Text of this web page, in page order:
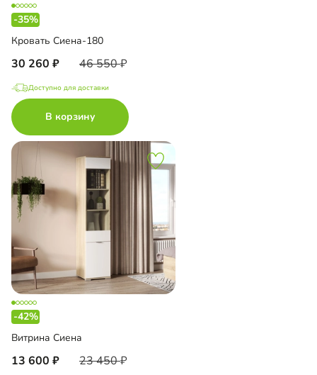
-35%
Кровать Сиена-180
30 260 46 550
Доступно для доставки
В корзину
-42%
Витрина Сиена
13 600 23 450